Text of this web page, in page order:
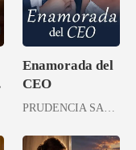
Enamorada del
CEO